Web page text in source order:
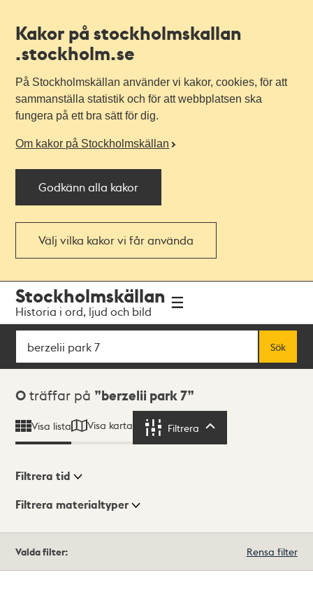
Kakor på stockholmskallan
.stockholm.se
På Stockholmskällan använder vi kakor, cookies, för att
sammanställa statistik och för att webbplatsen ska
fungera på ett bra sätt för dig.
Om kakor på Stockholmskällan
Godkänn alla kakor
Välj vilka kakor vi får använda
navigationen
huvudinnehållet
Stockholmskällan
Historia i ord, ljud och bild
Sök
Sök
Sökresultat
0 träffar på berzelii park 7
Visa lista Visa karta Filtrera
Visningsläge
Filtrera tid
Filtrera materialtyper
träffar
Valda filter: Rensa filter